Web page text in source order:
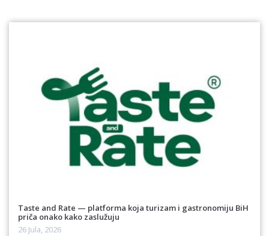
Taste and Rate — platforma koja turizam i gastronomiju BiH
priča onako kako zaslužuju
26 Jula, 2026